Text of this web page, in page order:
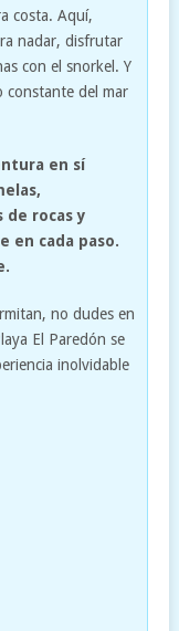
costa. Aquí,
nadar, disfrutar
con el snorkel. Y
constante del mar
en sí
de rocas y
en cada paso.
no dudes en
El Paredón se
inolvidable